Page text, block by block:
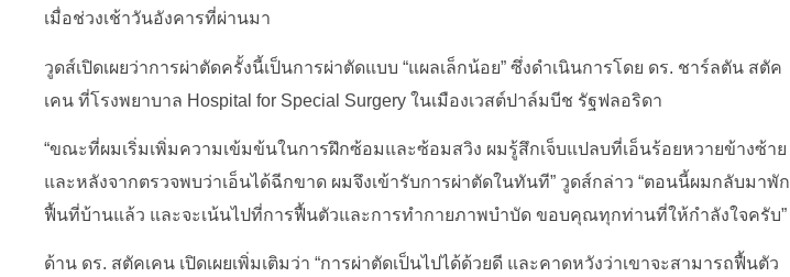
เมื่อช่วงเช้าวันอังคารที่ผ่านมา
วูดส์เปิดเผยว่าการผ่าตัดครั้งนี้เป็นการผ่าตัดแบบ “แผลเล็กน้อย” ซึ่งดำเนินการโดย ดร. ชาร์ลตัน สตัค
เคน ที่โรงพยาบาล Hospital for Special Surgery ในเมืองเวสต์ปาล์มบีช รัฐฟลอริดา
“ขณะที่ผมเริ่มเพิ่มความเข้มข้นในการฝึกซ้อมและซ้อมสวิง ผมรู้สึกเจ็บแปลบที่เอ็นร้อยหวายข้างซ้าย
และหลังจากตรวจพบว่าเอ็นได้ฉีกขาด ผมจึงเข้ารับการผ่าตัดในทันที” วูดส์กล่าว “ตอนนี้ผมกลับมาพัก
ฟื้นที่บ้านแล้ว และจะเน้นไปที่การฟื้นตัวและการทำกายภาพบำบัด ขอบคุณทุกท่านที่ให้กำลังใจครับ”
ด้าน ดร. สตัคเคน เปิดเผยเพิ่มเติมว่า “การผ่าตัดเป็นไปได้ด้วยดี และคาดหวังว่าเขาจะสามารถฟื้นตัว